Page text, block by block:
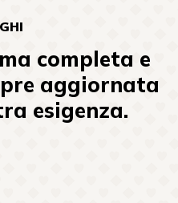
completa e
aggiornata
esigenza.